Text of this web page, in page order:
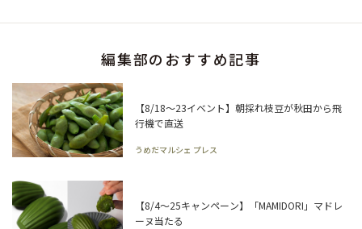
編集部のおすすめ記事
【8/18～23イベント】朝採れ枝豆が秋田から飛
行機で直送
うめだマルシェ プレス
【8/4～25キャンペーン】「MAMIDORI」マドレ
ーヌ当たる